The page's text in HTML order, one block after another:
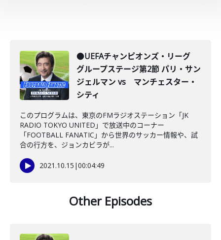
●UEFAチャンピオンズ・リーグ
グループステージ第2節 パリ・サン
ジェルマン vs マンチェスター・
シティ
このプログラムは、東京のFMラジオステーション「JK
RADIO TOKYO UNITED」で放送中のコーナー
「FOOTBALL FANATIC」から世界のサッカー情報や、試
合の行方を、ジョンカビラが...
2021.10.15 |00:04:49
Other Episodes